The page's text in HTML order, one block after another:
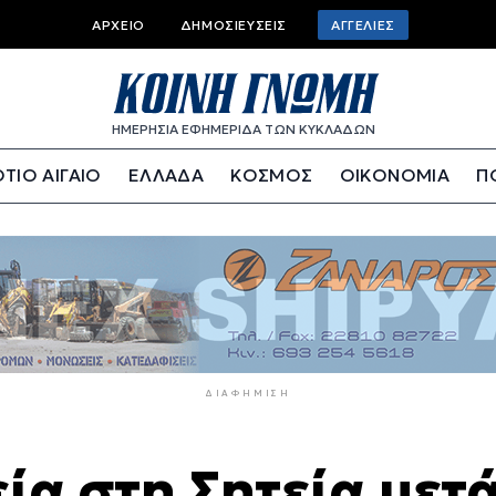
Top
bar
menu
ΑΡΧΕΊΟ ΔΗΜΟΣΙΕΎΣΕΙΣ ΑΓΓΕΛΊΕΣ
ΗΜΕΡΗΣΙΑ ΕΦΗΜΕΡΙΔΑ ΤΩΝ ΚΥΚΛΑΔΩΝ
ΑΙΓΑΙΟ ΕΛΛΑΔΑ ΚΟΣΜΟΣ ΟΙΚΟΝΟΜΙΑ
ΔΙΑΦΉΜΙΣΗ